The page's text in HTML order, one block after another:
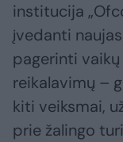
institucija
įvedanti
pagerinti
reikalavimų –
kiti veiksmai,
prie žalingo